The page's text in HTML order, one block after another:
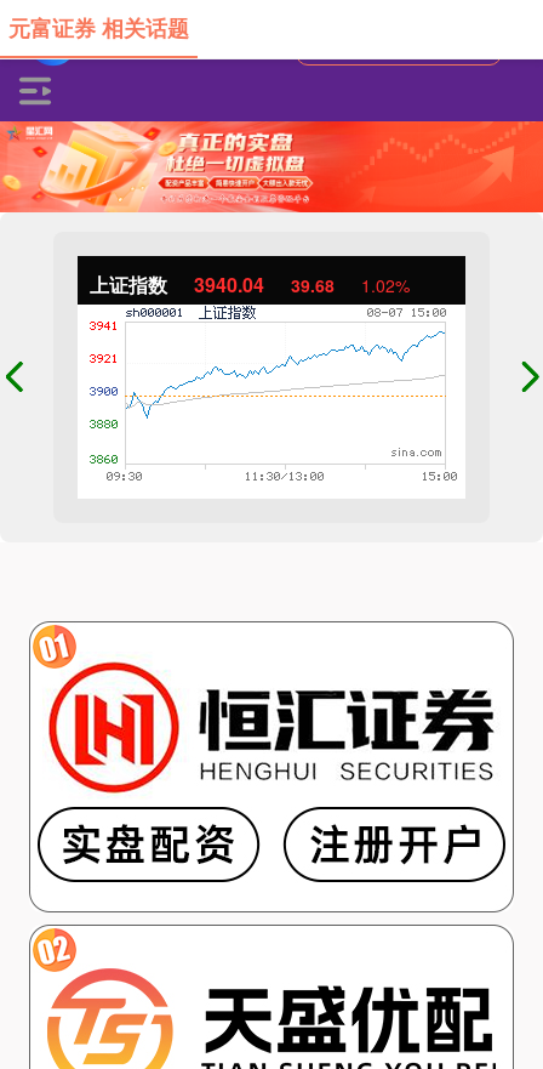
上证指数 3940.04 39.68 1.02%
元富证券 相关话题